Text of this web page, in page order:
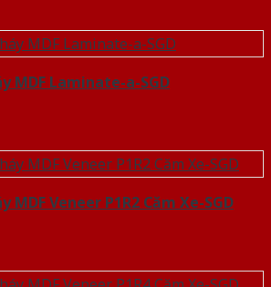
MDF Laminate-a-SGD
MDF Veneer P1R2 Căm Xe-SGD